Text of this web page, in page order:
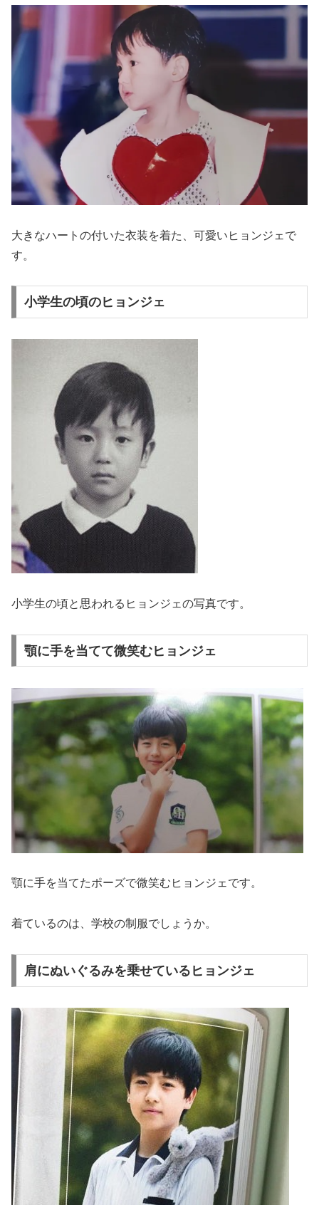
大きなハートの付いた衣装を着た、可愛いヒョンジェで
す。
小学生の頃のヒョンジェ
小学生の頃と思われるヒョンジェの写真です。
顎に手を当てて微笑むヒョンジェ
顎に手を当てたポーズで微笑むヒョンジェです。
着ているのは、学校の制服でしょうか。
肩にぬいぐるみを乗せているヒョンジェ